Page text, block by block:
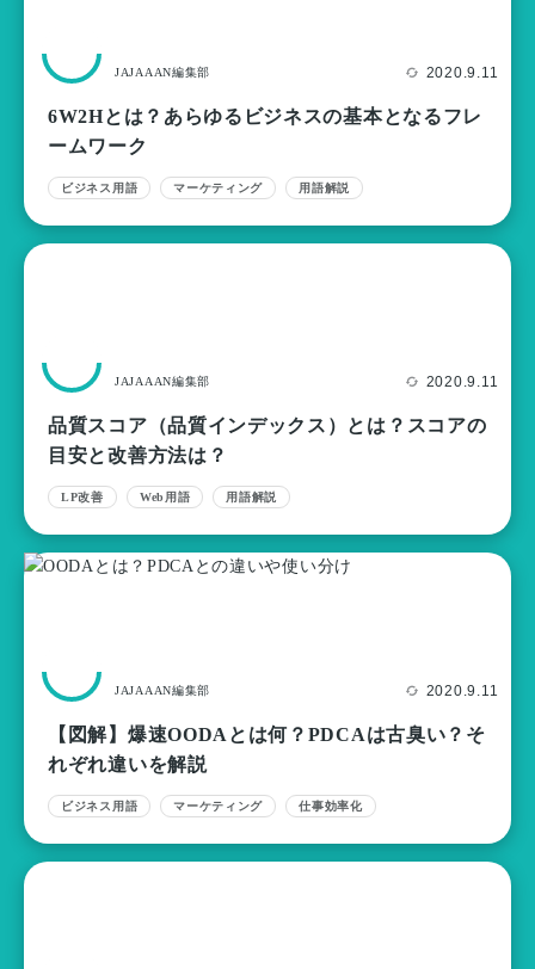
JAJAAAN編集部 2020.9.11
6W2Hとは？あらゆるビジネスの基本となるフレ
ームワーク
ビジネス用語 マーケティング 用語解説
JAJAAAN編集部 2020.9.11
品質スコア（品質インデックス）とは？スコアの
目安と改善方法は？
LP改善 Web用語 用語解説
JAJAAAN編集部 2020.9.11
【図解】爆速OODAとは何？PDCAは古臭い？そ
れぞれ違いを解説
ビジネス用語 マーケティング 仕事効率化